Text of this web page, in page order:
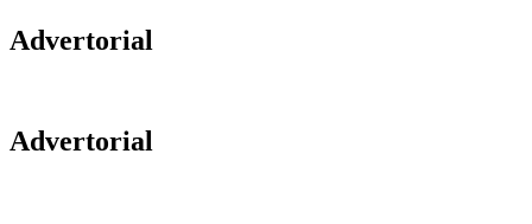
Advertorial
Advertorial